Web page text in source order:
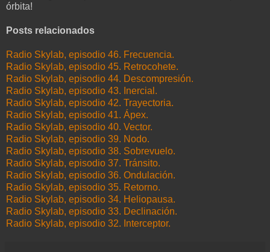
órbita!
Posts relacionados
Radio Skylab, episodio 46. Frecuencia.
Radio Skylab, episodio 45. Retrocohete.
Radio Skylab, episodio 44. Descompresión.
Radio Skylab, episodio 43. Inercial.
Radio Skylab, episodio 42. Trayectoria.
Radio Skylab, episodio 41. Ápex.
Radio Skylab, episodio 40. Vector.
Radio Skylab, episodio 39. Nodo.
Radio Skylab, episodio 38. Sobrevuelo.
Radio Skylab, episodio 37. Tránsito.
Radio Skylab, episodio 36. Ondulación.
Radio Skylab, episodio 35. Retorno.
Radio Skylab, episodio 34. Heliopausa.
Radio Skylab, episodio 33. Declinación.
Radio Skylab, episodio 32. Interceptor.